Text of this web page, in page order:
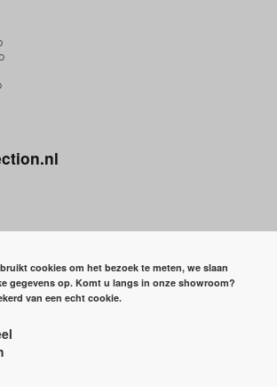
BEDRAGEN ZIJN INCLUSIEF BTW
cookies om het bezoek te meten, we slaan
gegevens op. Komt u langs in onze showroom?
van een echt cookie.